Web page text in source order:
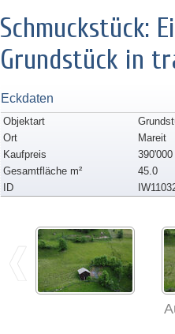
Schmuckstück:
Grundstück in
Eckdaten
Objektart
Ort
Mareit
Kaufpreis
390'000
Gesamtfläche m²
45.0
ID